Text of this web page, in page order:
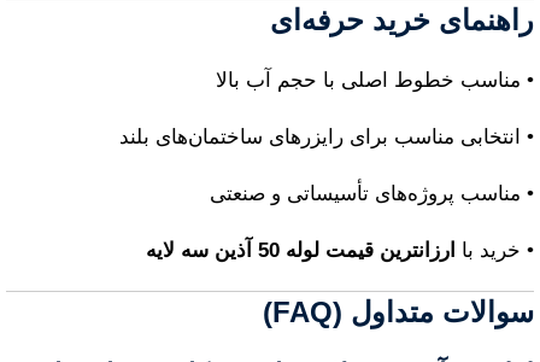
راهنمای خرید حرفه‌ای
• مناسب خطوط اصلی با حجم آب بالا
• انتخابی مناسب برای رایزرهای ساختمان‌های بلند
• مناسب پروژه‌های تأسیساتی و صنعتی
• خرید با ارزانترین قیمت لوله 50 آذین سه لایه
سوالات متداول (FAQ)